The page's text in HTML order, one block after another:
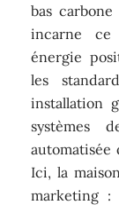
bas
incarne ce
énergie
les
installation
systèmes
automatisée
Ici, la
marketing :